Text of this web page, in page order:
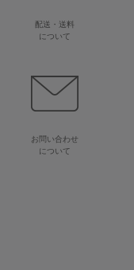
配送・送料
について
お問い合わせ
について